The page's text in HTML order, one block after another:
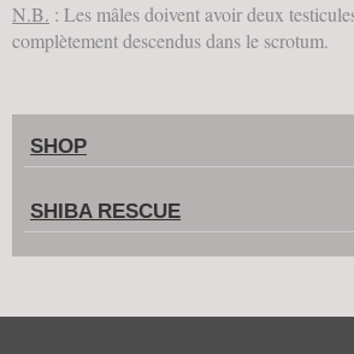
N.B. : Les mâles doivent avoir deux
complètement descendus dans le scrotum.
SHOP
SHIBA RESCUE